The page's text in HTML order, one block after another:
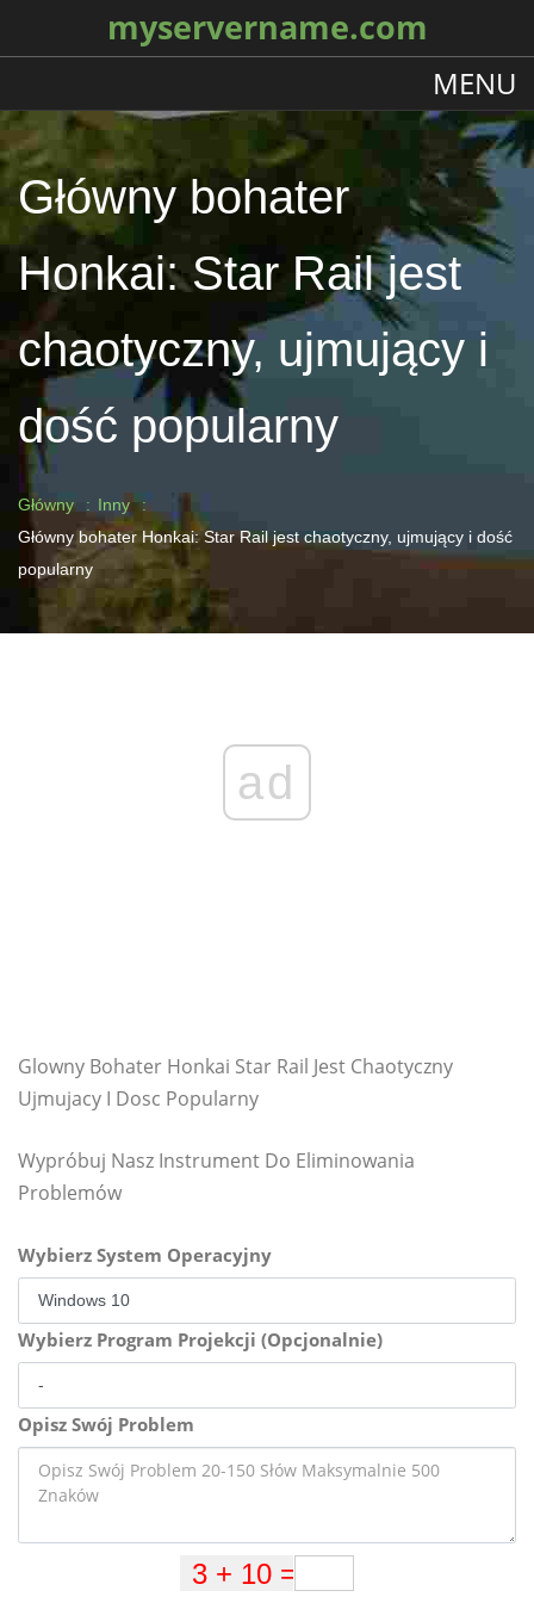
myservername.com
MENU
Główny bohater
Honkai: Star Rail jest
chaotyczny, ujmujący i
dość popularny
Główny
Inny
Główny bohater Honkai: Star Rail jest chaotyczny, ujmujący i dość
popularny
ad
Glowny Bohater Honkai Star Rail Jest Chaotyczny
Ujmujacy I Dosc Popularny
Wypróbuj Nasz Instrument Do Eliminowania
Problemów
Wybierz System Operacyjny
Wybierz Program Projekcji (Opcjonalnie)
Opisz Swój Problem